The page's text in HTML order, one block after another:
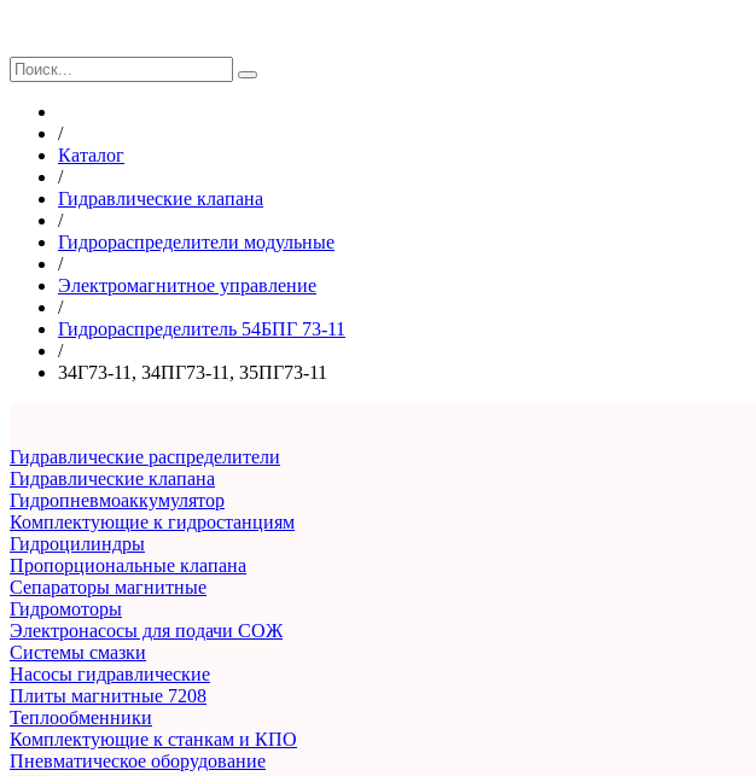
/
Каталог
/
Гидравлические клапана
/
Гидрораспределители модульные
/
Электромагнитное управление
/
Гидрораспределитель 54БПГ 73-11
/
34Г73-11, 34ПГ73-11, 35ПГ73-11
Гидравлические распределители
Гидравлические клапана
Гидропневмоаккумулятор
Комплектующие к гидростанциям
Гидроцилиндры
Пропорциональные клапана
Сепараторы магнитные
Гидромоторы
Электронасосы для подачи СОЖ
Системы смазки
Насосы гидравлические
Плиты магнитные 7208
Теплообменники
Комплектующие к станкам и КПО
Пневматическое оборудование